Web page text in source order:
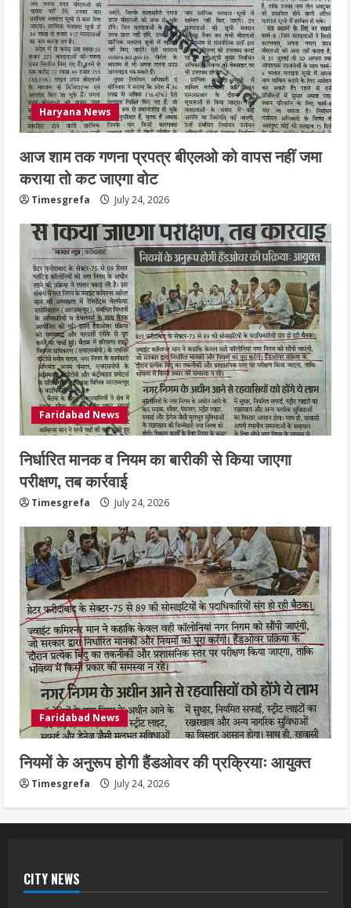
Haryana News
आज शाम तक गणना प्रपत्र बीएलओ को वापस नहीं जमा
कराया तो कट जाएगा वोट
Timesgrefa July 24, 2026
Faridabad News
निर्धारित मानक व नियम का बारीकी से किया जाएगा
परीक्षण, तब कार्रवाई
Timesgrefa July 24, 2026
Faridabad News
नियमों के अनुरूप होगी हैंडओवर की प्रक्रियाः आयुक्त
Timesgrefa July 24, 2026
CITY NEWS